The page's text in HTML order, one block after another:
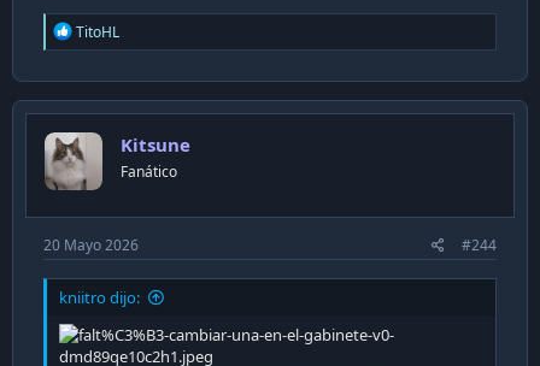
R
e
c
t
o
n
s
TitoHL
Kitsune
Fanático
20 Mayo 2026 #244
kniitro dijo: